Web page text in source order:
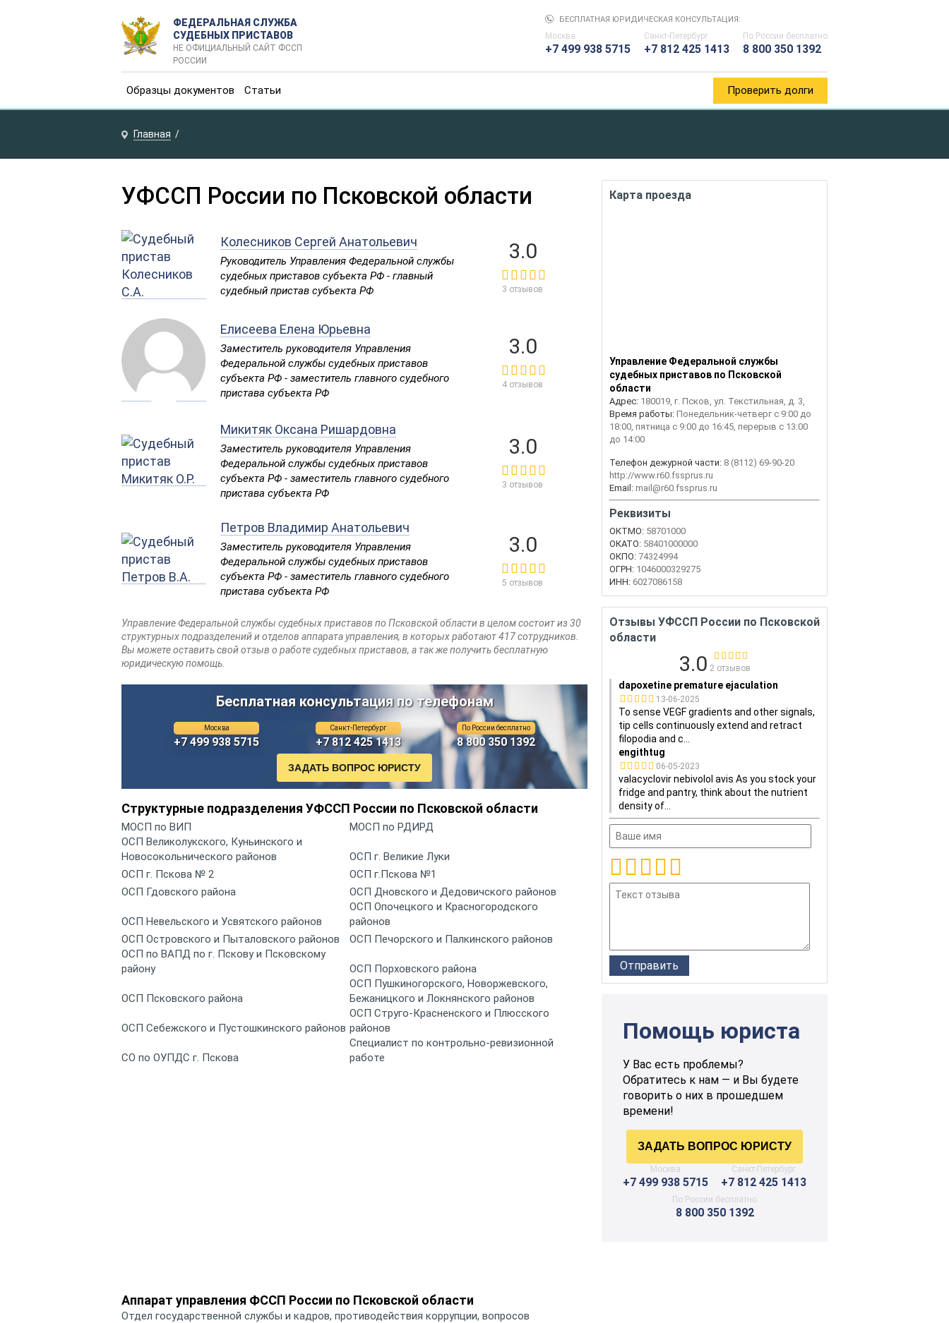
ФЕДЕРАЛЬНАЯ СЛУЖБА
СУДЕБНЫХ ПРИСТАВОВ
НЕ ОФИЦИАЛЬНЫЙ САЙТ ФССП
РОССИИ
БЕСПЛАТНАЯ ЮРИДИЧЕСКАЯ КОНСУЛЬТАЦИЯ:
Москва
+7 499 938 5715
Санкт-Петербург
+7 812 425 1413
По России бесплатно
8 800 350 1392
Образцы документов Статьи Проверить долги
Главная
УФССП России по Псковской области
Колесников Сергей Анатольевич
Руководитель Управления Федеральной службы
судебных приставов субъекта РФ - главный
судебный пристав субъекта РФ
3.0
3 отзывов
Елисеева Елена Юрьевна
Заместитель руководителя Управления
Федеральной службы судебных приставов
субъекта РФ - заместитель главного судебного
пристава субъекта РФ
3.0
4 отзывов
Микитяк Оксана Ришардовна
Заместитель руководителя Управления
Федеральной службы судебных приставов
субъекта РФ - заместитель главного судебного
пристава субъекта РФ
3.0
3 отзывов
Петров Владимир Анатольевич
Заместитель руководителя Управления
Федеральной службы судебных приставов
субъекта РФ - заместитель главного судебного
пристава субъекта РФ
3.0
5 отзывов
Управление Федеральной службы судебных приставов по Псковской области в целом состоит из 30
структурных подразделений и отделов аппарата управления, в которых работают 417 сотрудников.
Вы можете оставить свой отзыв о работе судебных приставов, а так же получить бесплатную
юридическую помощь.
Бесплатная консультация по телефонам
Москва
+7 499 938 5715
Санкт-Петербург
+7 812 425 1413
По России бесплатно
8 800 350 1392
Структурные подразделения УФССП России по Псковской области
МОСП по ВИП
МОСП по РДИРД
ОСП Великолукского, Куньинского и
Новосокольнического районов
ОСП г. Великие Луки
ОСП г. Пскова № 2
ОСП г.Пскова №1
ОСП Гдовского района
ОСП Дновского и Дедовичского районов
ОСП Невельского и Усвятского районов
ОСП Опочецкого и Красногородского
районов
ОСП Островского и Пыталовского районов
ОСП Печорского и Палкинского районов
ОСП по ВАПД по г. Пскову и Псковскому
району
ОСП Порховского района
ОСП Псковского района
ОСП Пушкиногорского, Новоржевского,
Бежаницкого и Локнянского районов
ОСП Себежского и Пустошкинского районов
ОСП Струго-Красненского и Плюсского
районов
СО по ОУПДС г. Пскова
Специалист по контрольно-ревизионной
работе
Аппарат управления ФССП России по Псковской области
Отдел государственной службы и кадров, противодействия коррупции, вопросов
Карта проезда
Управление Федеральной службы
судебных приставов по Псковской
области
Адрес: 180019, г. Псков, ул. Текстильная, д. 3,
Время работы: Понедельник-четверг с 9:00 до
18:00, пятница с 9:00 до 16:45, перерыв с 13:00
до 14:00
Телефон дежурной части: 8 (8112) 69-90-20
http://www.r60.fssprus.ru
Email: mail@r60.fssprus.ru
Реквизиты
ОКТМО: 58701000
ОКАТО: 58401000000
ОКПО: 74324994
ОГРН: 1046000329275
ИНН: 6027086158
Отзывы УФССП России по Псковской
области
3.0 2 отзывов
dapoxetine premature ejaculation
13-06-2025
To sense VEGF gradients and other signals,
tip cells continuously extend and retract
filopodia and c
engithtug
06-05-2023
valacyclovir nebivolol avis As you stock your
fridge and pantry, think about the nutrient
density of
Помощь юриста
У Вас есть проблемы?
Обратитесь к нам — и Вы будете
говорить о них в прошедшем
времени!
Москва
+7 499 938 5715
Санкт-Петербург
+7 812 425 1413
По России бесплатно
8 800 350 1392